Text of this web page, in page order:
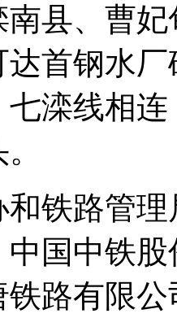
南县、曹
首钢水
滦线相
路管理
国中铁
铁路有限